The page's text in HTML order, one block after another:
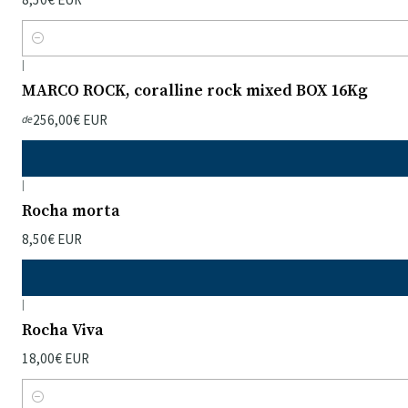
Quantidade
|
MARCO ROCK, coralline rock mixed BOX 16Kg
de256,00€ EUR
|
Rocha morta
8,50€ EUR
|
Rocha Viva
18,00€ EUR